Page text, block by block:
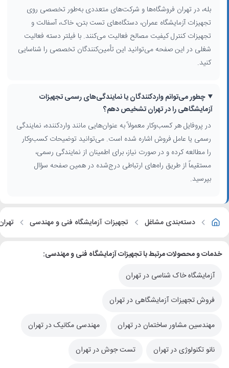
بررسی کنید و برای استعلام قیمت و شرایط همکاری، مستقیماً با آن‌ها در
ارتباط باشید.
استفاده از فیلترها برای دسترسی سریع‌تر
اگر به دنبال تأمین‌کننده در یک محدوده خاص از تهران هستید، با فیلترهایی
کنترل کیفیت کارگاهی، شرکت‌های پیمانکاری عمران و دفاتر مهندسی که نیاز
به پشتیبانی سریع دارند، بسیار کاربردی است.
بله، در تهران فروشگاه‌ها و شرکت‌های متعددی به‌طور تخصصی روی
تجهیزات آزمایشگاه عمران، دستگاه‌های تست بتن، خاک، آسفالت و
تجهیزات کنترل کیفیت مصالح فعالیت می‌کنند. با فیلتر دسته فعالیت
شغلی در این صفحه می‌توانید این تأمین‌کنندگان تخصصی را شناسایی
کنید.
چطور می‌توانم واردکنندگان یا نمایندگی‌های رسمی تجهیزات
آزمایشگاهی را در تهران تشخیص دهم؟
در پروفایل هر کسب‌وکار معمولاً به عنوان‌هایی مانند واردکننده، نمایندگی
رسمی یا عامل فروش اشاره شده است. می‌توانید توضیحات کسب‌وکار
را مطالعه کرده و در صورت نیاز، برای اطمینان از نمایندگی رسمی،
مستقیماً از طریق راه‌های ارتباطی درج‌شده در همین صفحه سؤال
بپرسید.
دسته‌بندی مشاغل تجهیزات آزمایشگاه فنی و مهندسی
خدمات و محصولات مرتبط با تجهیزات آزمایشگاه فنی و مهندسی:
آزمایشگاه خاک شناسی در تهران
فروش تجهیزات آزمایشگاهی در تهران
مهندسین مشاور ساختمان در تهران مهندسی مکانیک در تهران
نانو تکنولوژی در تهران تست جوش در تهران